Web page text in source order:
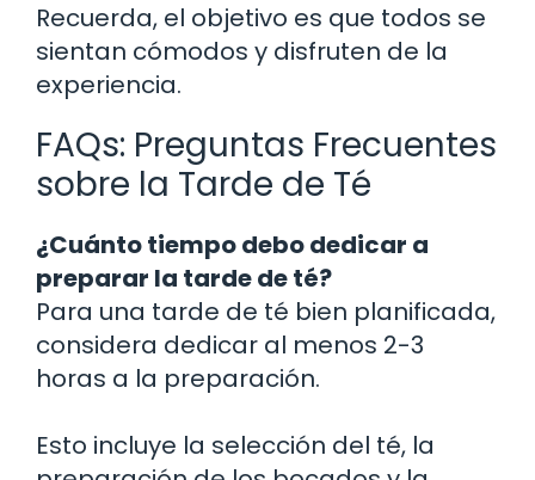
Recuerda, el objetivo es que todos se
sientan cómodos y disfruten de la
experiencia.
FAQs: Preguntas Frecuentes
sobre la Tarde de Té
¿Cuánto tiempo debo dedicar a
preparar la tarde de té?
Para una tarde de té bien planificada,
considera dedicar al menos 2-3
horas a la preparación.
Esto incluye la selección del té, la